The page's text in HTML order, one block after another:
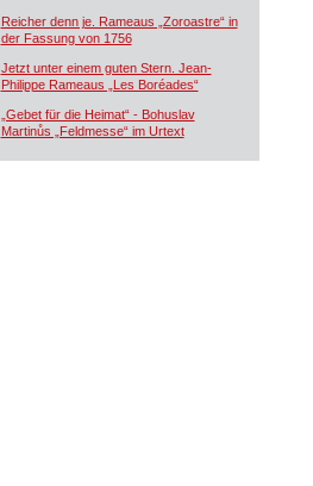
Reicher denn je. Rameaus „Zoroastre“ in
der Fassung von 1756
Jetzt unter einem guten Stern. Jean-
Philippe Rameaus „Les Boréades“
„Gebet für die Heimat“ - Bohuslav
Martinůs „Feldmesse“ im Urtext